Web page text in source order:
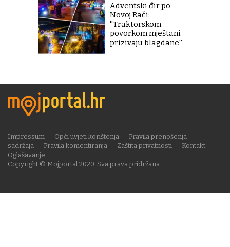
Adventski đir po
Novoj Rači:
''Traktorskom
povorkom mještani
prizivaju blagdane''
Copyright © Mojportal 2020. Sva prava pridržana.
Impressum Opći uvjeti korištenja
Pravila prenošenja
sadržaja
Pravila komentiranja Zaštita privatnosti
Kontakt
Oglašavanje